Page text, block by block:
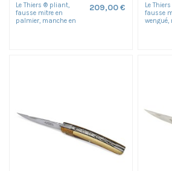
Le Thiers ® pliant,
fausse mitre en
palmier, manche en
209,00 €
Le
fausse
wengué,